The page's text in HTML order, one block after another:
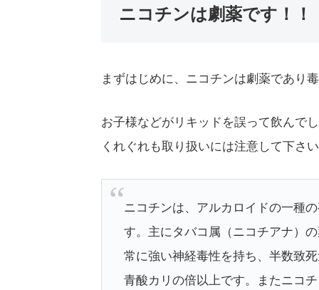
ニコチンは劇薬です！！
まずはじめに、ニコチンは劇薬であり
お子様などがリキッドを誤って飲んで
くれぐれも取り扱いには注意して下さ
ニコチンは、アルカロイドの一種
す。主にタバコ属（ニコチアナ）
常に強い神経毒性を持ち、半数致
青酸カリの倍以上です。またニコ